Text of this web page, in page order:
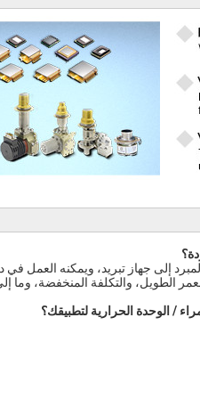
إلى جهاز تبريد، ويمكنه العمل في
الطويل، والتكلفة المنخفضة، وما